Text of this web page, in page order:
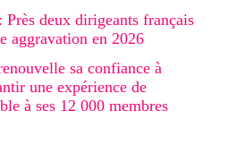
Près deux dirigeants français
aggravation en 2026
sa confiance à
une expérience de
à ses 12 000 membres